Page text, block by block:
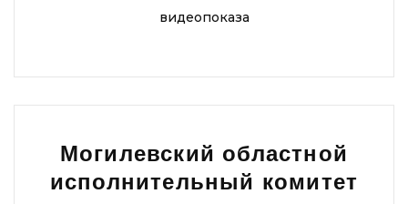
видеопоказа
Могилевский областной
исполнительный комитет